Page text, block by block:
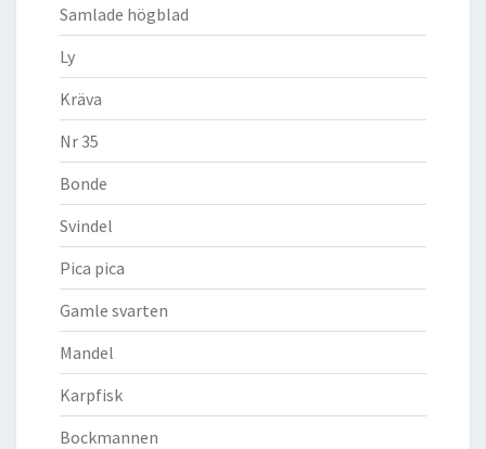
Samlade högblad
Ly
Kräva
Nr 35
Bonde
Svindel
Pica pica
Gamle svarten
Mandel
Karpfisk
Bockmannen